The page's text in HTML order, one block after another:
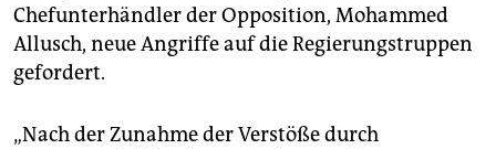
Chefunterhändler der Opposition, Mohammed
Allusch, neue Angriffe auf die Regierungstruppen
gefordert.
„Nach der Zunahme der Verstöße durch